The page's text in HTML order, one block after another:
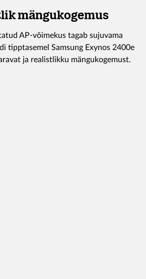
mängukogemus
AP-võimekus tagab sujuvama
tipptasemel Samsung Exynos 2400e
ja realistlikku mängukogemust.